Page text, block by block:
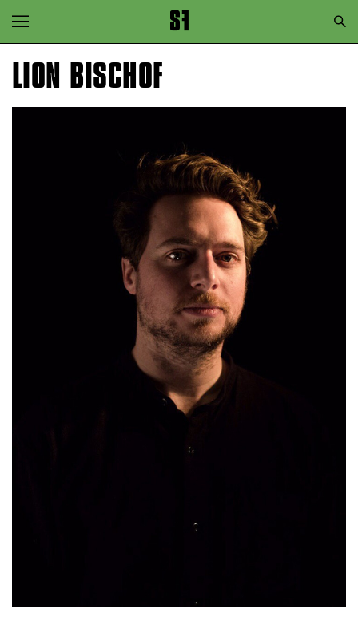
Zur Hauptnavigation springen
Zum Hauptinhalt springen
LION BISCHOF